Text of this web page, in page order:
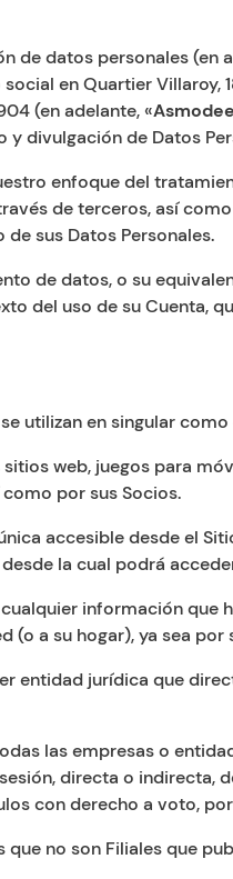
de datos personales (en
en Quartier Villaroy,
(en adelante, «Asmodee
y divulgación de Datos
enfoque del
de terceros, así
sus Datos Personales.
de datos, o su
del uso de su Cuenta,
utilizan en singular
sitios web, juegos para
por sus Socios.
accesible desde el
la cual podrá
cualquier información
(o a su hogar), ya sea
entidad jurídica que
las empresas o
directa o indirecta,
con derecho a voto,
que no son Filiales que